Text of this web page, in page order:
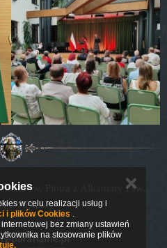
św. Piotra z Alkantary i św.
z Padwy
w celu realizacji usług i
i plików Cookies .
bez zmiany ustawień
na stosowanie plików
✕